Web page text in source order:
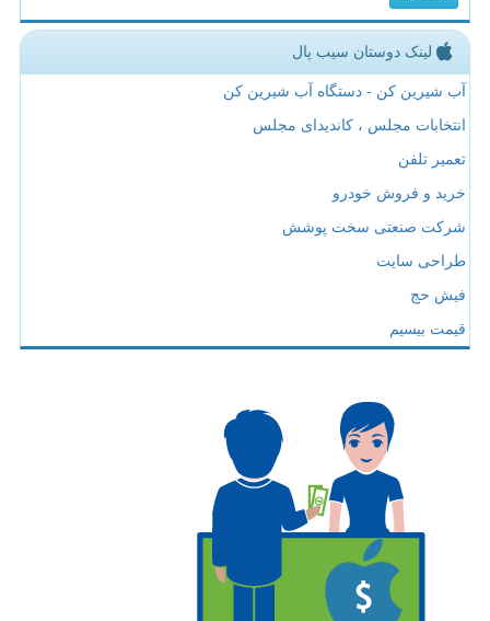
لینک دوستان سیب پال
آب شیرین کن - دستگاه آب شیرین کن
انتخابات مجلس ، کاندیدای مجلس
تعمیر تلفن
خرید و فروش خودرو
شرکت صنعتی سخت پوشش
طراحی سایت
فیش حج
قیمت بیسیم